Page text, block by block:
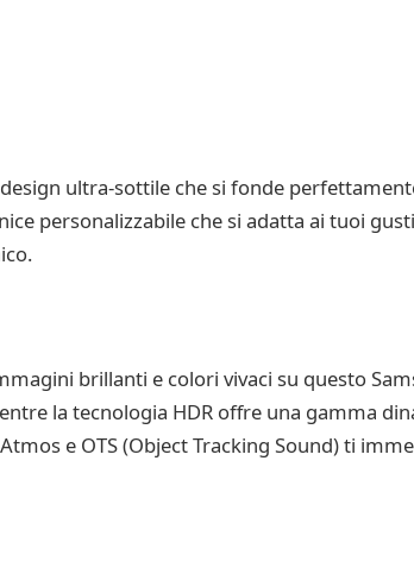
ultra-sottile che si fonde
personalizzabile che si adatta ai tuoi
brillanti e colori vivaci su questo
la tecnologia HDR offre una gamma
e OTS (Object Tracking Sound) ti